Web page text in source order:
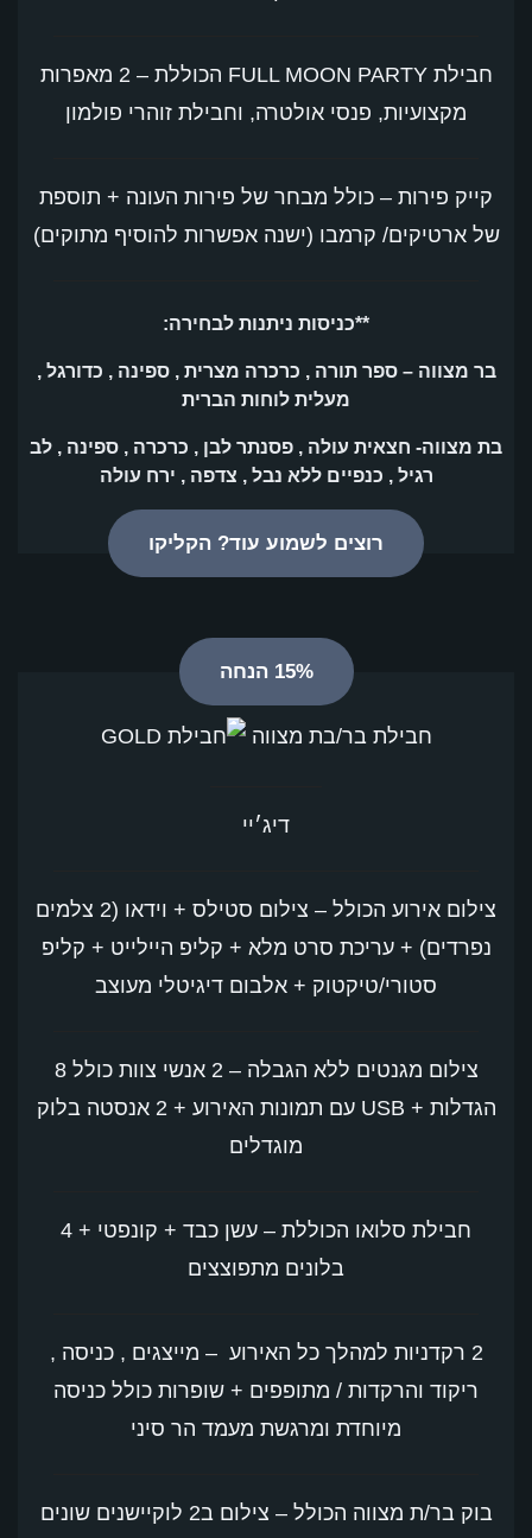
חבילת FULL MOON PARTY הכוללת – 2 מאפרות
מקצועיות, פנסי אולטרה, וחבילת זוהרי פולמון
קייק פירות – כולל מבחר של פירות העונה + תוספת
של ארטיקים/ קרמבו (ישנה אפשרות להוסיף מתוקים)
**כניסות ניתנות לבחירה:
בר מצווה – ספר תורה , כרכרה מצרית , ספינה , כדורגל ,
מעלית לוחות הברית
בת מצווה- חצאית עולה , פסנתר לבן , כרכרה , ספינה , לב
רגיל , כנפיים ללא נבל , צדפה , ירח עולה
רוצים לשמוע עוד? הקליקו
15% הנחה
חבילת בר/בת מצווה
דיג׳יי
צילום אירוע הכולל – צילום סטילס + וידאו (2 צלמים
נפרדים) + עריכת סרט מלא + קליפ היילייט + קליפ
סטורי/טיקטוק + אלבום דיגיטלי מעוצב
צילום מגנטים ללא הגבלה – 2 אנשי צוות כולל 8
הגדלות + USB עם תמונות האירוע + 2 אנסטה בלוק
מוגדלים
חבילת סלואו הכוללת – עשן כבד + קונפטי + 4
בלונים מתפוצצים
2 רקדניות למהלך כל האירוע – מייצגים , כניסה ,
ריקוד והרקדות / מתופפים + שופרות כולל כניסה
מיוחדת ומרגשת מעמד הר סיני
בוק בר/ת מצווה הכולל – צילום ב2 לוקיישנים שונים